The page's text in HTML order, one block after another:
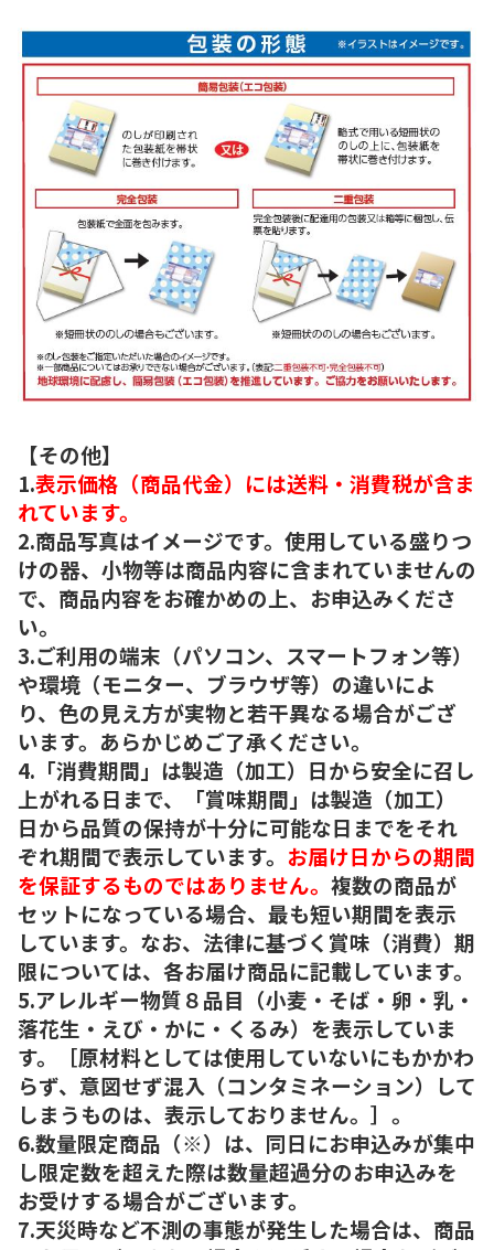
【その他】
1.表示価格（商品代金）には送料・消費税が含ま
れています。
2.商品写真はイメージです。使用している盛りつ
けの器、小物等は商品内容に含まれていませんの
で、商品内容をお確かめの上、お申込みくださ
い。
3.ご利用の端末（パソコン、スマートフォン等）
や環境（モニター、ブラウザ等）の違いによ
り、色の見え方が実物と若干異なる場合がござ
います。あらかじめご了承ください。
4.「消費期間」は製造（加工）日から安全に召し
上がれる日まで、「賞味期間」は製造（加工）
日から品質の保持が十分に可能な日までをそれ
ぞれ期間で表示しています。 お届け日からの期間
を保証するものではありません。 複数の商品が
セットになっている場合、最も短い期間を表示
しています。なお、法律に基づく賞味（消費）期
限については、各お届け商品に記載しています。
5.アレルギー物質８品目（小麦・そば・卵・乳・
落花生・えび・かに・くるみ）を表示していま
す。［原材料としては使用していないにもかかわ
らず、意図せず混入（コンタミネーション）して
しまうものは、表示しておりません。］。
6.数量限定商品（※）は、同日にお申込みが集中
し限定数を超えた際は数量超過分のお申込みを
お受けする場合がございます。
7.天災時など不測の事態が発生した場合は、商品